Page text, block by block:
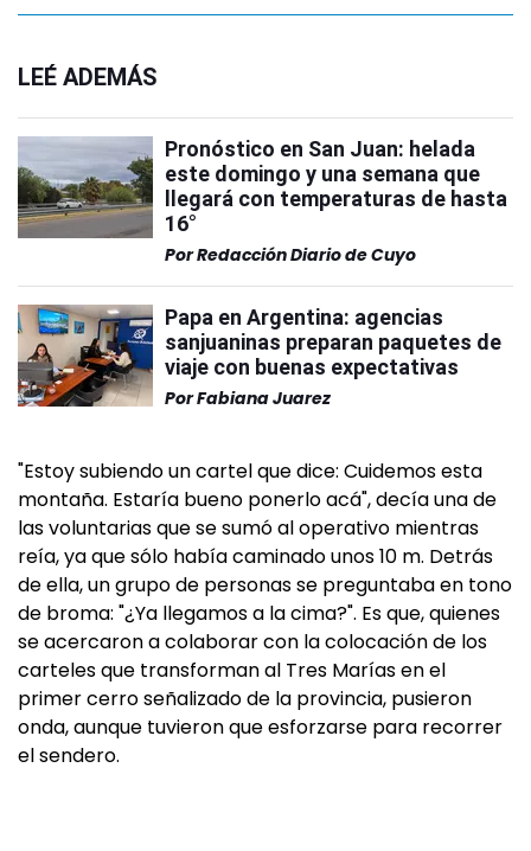
LEÉ ADEMÁS
Pronóstico en San Juan: helada
este domingo y una semana que
llegará con temperaturas de hasta
16°
PorRedacción Diario de Cuyo
Papa en Argentina: agencias
sanjuaninas preparan paquetes de
viaje con buenas expectativas
PorFabiana Juarez
"Estoy subiendo un cartel que dice: Cuidemos esta
montaña. Estaría bueno ponerlo acá", decía una de
las voluntarias que se sumó al operativo mientras
reía, ya que sólo había caminado unos 10 m. Detrás
de ella, un grupo de personas se preguntaba en tono
de broma: "¿Ya llegamos a la cima?". Es que, quienes
se acercaron a colaborar con la colocación de los
carteles que transforman al Tres Marías en el
primer cerro señalizado de la provincia, pusieron
onda, aunque tuvieron que esforzarse para recorrer
el sendero.